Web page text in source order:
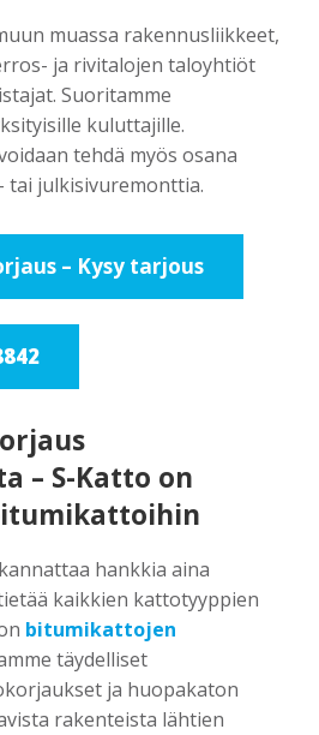
muassa rakennusliikkeet,
ja rivitalojen taloyhtiöt
Suoritamme
kuluttajille.
tehdä myös osana
tai julkisivuremonttia.
– Kysy tarjous
– S-Katto on
hankkia aina
kaikkien kattotyyppien
bitumikattojen
täydelliset
ja huopakaton
rakenteista lähtien